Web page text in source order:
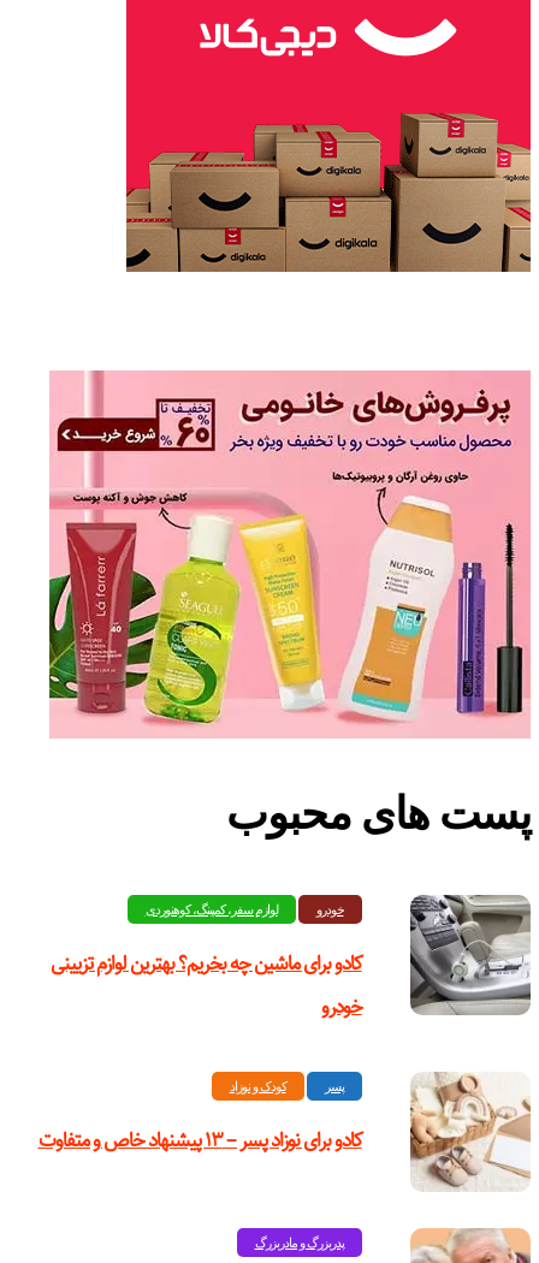
پست های محبوب
خودرو لوازم سفر، کمپینگ، کوهنوردی
کادو برای ماشین چه بخریم؟ بهترین لوازم تزیینی
خودرو
پسر کودک و نوزاد
کادو برای نوزاد پسر – ۱۳ پیشنهاد خاص و متفاوت
پدربزرگ و مادربزرگ